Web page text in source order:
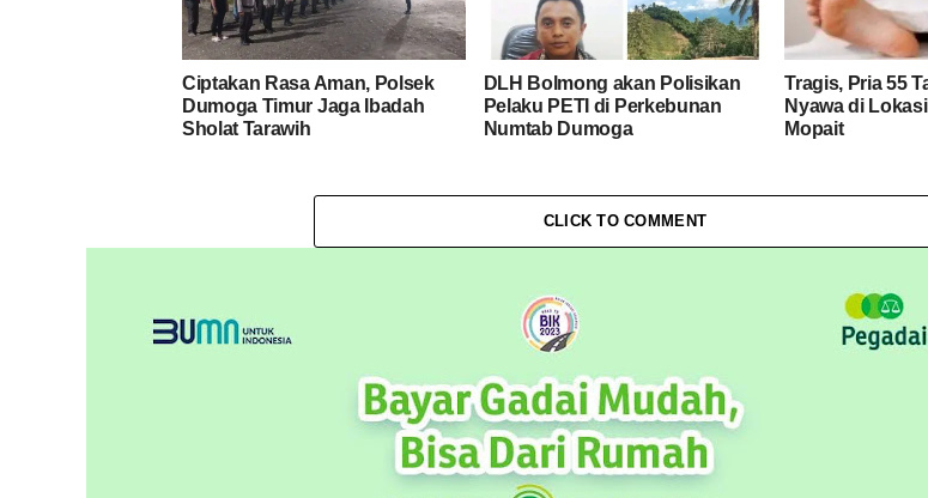
Ciptakan Rasa Aman, Polsek
Dumoga Timur Jaga Ibadah
Sholat Tarawih
DLH Bolmong akan Polisikan
Pelaku PETI di Perkebunan
Numtab Dumoga
Tragis, Pria 55
Nyawa di
Mopait
CLICK TO COMMENT